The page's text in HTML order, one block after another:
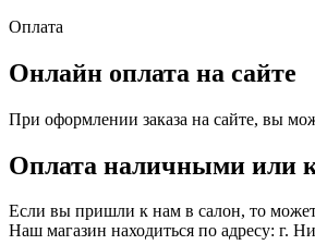
Оплата
Онлайн оплата на сайте
При оформлении заказа на сайте, вы
Оплата наличными или
Если вы пришли к нам в салон, то
Наш магазин находиться по адресу: г.